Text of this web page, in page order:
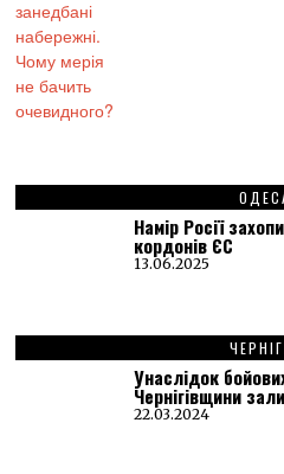
Намір Росії
кордонів ЄС
13.06.2025
Унаслідок
Чернігівщини
22.03.2024